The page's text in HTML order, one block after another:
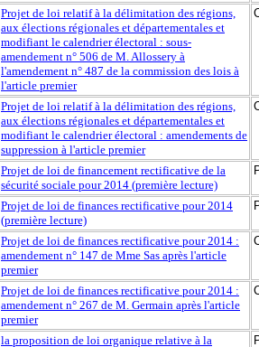
Projet de loi relatif à la délimitation des régions,
aux élections régionales et départementales et
modifiant le calendrier électoral : sous-
amendement n° 506 de M. Allossery à
l'amendement n° 487 de la commission des lois à
l'article premier
Projet de loi relatif à la délimitation des régions,
aux élections régionales et départementales et
modifiant le calendrier électoral : amendements de
suppression à l'article premier
Projet de loi de financement rectificative de la
sécurité sociale pour 2014 (première lecture)
Projet de loi de finances rectificative pour 2014
(première lecture)
Projet de loi de finances rectificative pour 2014 :
amendement n° 147 de Mme Sas après l'article
premier
Projet de loi de finances rectificative pour 2014 :
amendement n° 267 de M. Germain après l'article
premier
la proposition de loi organique relative à la